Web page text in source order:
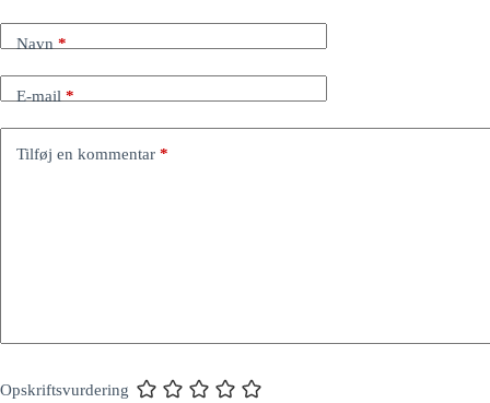
Navn*
E-mail*
Tilføj en kommentar *
Opskriftsvurdering